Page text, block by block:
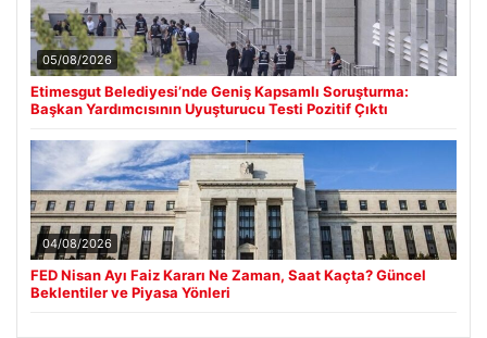
05/08/2026
Etimesgut Belediyesi’nde Geniş Kapsamlı Soruşturma:
Başkan Yardımcısının Uyuşturucu Testi Pozitif Çıktı
04/08/2026
FED Nisan Ayı Faiz Kararı Ne Zaman, Saat Kaçta? Güncel
Beklentiler ve Piyasa Yönleri